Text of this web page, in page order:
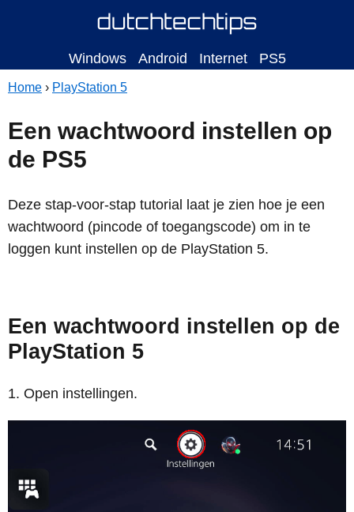
Windows Android Internet PS5
Home › PlayStation 5
Een wachtwoord instellen op
de PS5
Deze stap-voor-stap tutorial laat je zien hoe je een
wachtwoord (pincode of toegangscode) om in te
loggen kunt instellen op de PlayStation 5.
Een wachtwoord instellen op de
PlayStation 5
Open instellingen.